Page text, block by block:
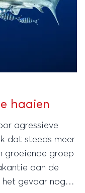
haaien
agressieve
groeiende groep
gevaar nog